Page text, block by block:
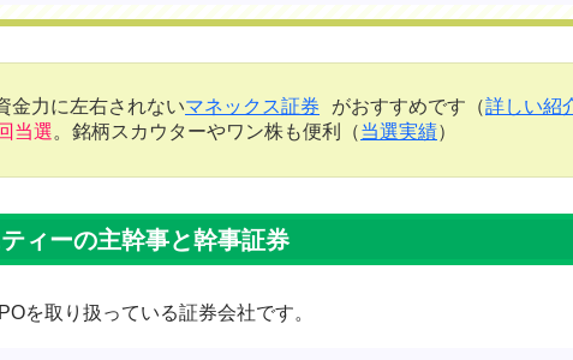
金力に左右されないマネックス証券 がおすすめです（詳しい紹
当選。銘柄スカウターやワン株も便利（当選実績）
ィーの主幹事と幹事証券
を取り扱っている証券会社です。